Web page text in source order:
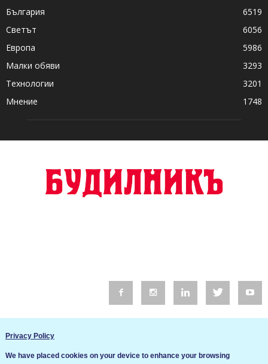
България
6519
Светът
6056
Европа
5986
Малки обяви
3293
Технологии
3201
Мнение
1748
Privacy Policy
We have placed cookies on your device to enhance your browsing